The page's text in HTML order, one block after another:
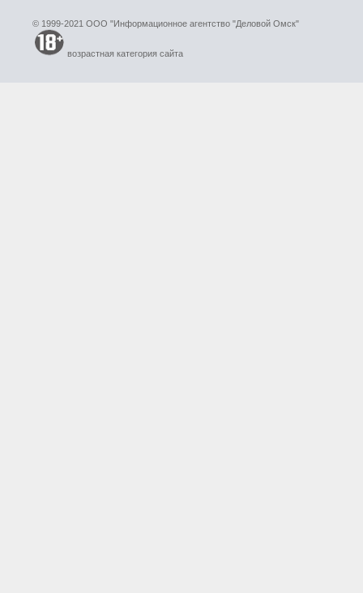
© 1999-2021 ООО "Информационное агентство "Деловой Омск"
возрастная категория сайта